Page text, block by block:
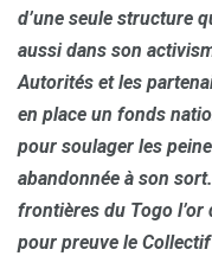
d’une seule structure
aussi dans son
Autorités et les
en place un fonds
pour soulager les
abandonnée à son
frontières du Togo l’or
pour preuve le